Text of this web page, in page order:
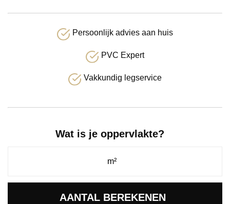
Persoonlijk advies aan huis
PVC Expert
Vakkundig legservice
Wat is je oppervlakte?
AANTAL BEREKENEN